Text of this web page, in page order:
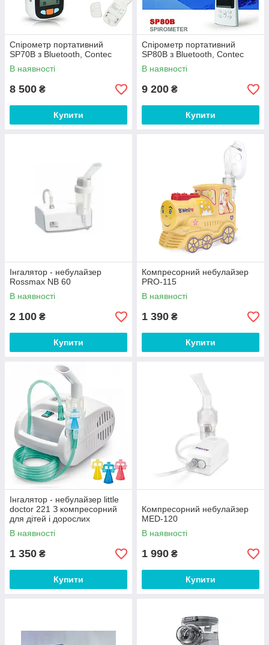
Спірометр портативний
SP70B з Bluetooth, Contec
В наявності
8 500 ₴
Купити
Спірометр портативний
SP80B з Bluetooth, Contec
В наявності
9 200 ₴
Купити
Інгалятор - небулайзер
Rossmax NB 60
В наявності
2 100 ₴
Купити
Компресорний небулайзер
PRO-115
В наявності
1 390 ₴
Купити
Інгалятор - небулайзер little
doctor 221 З компресорний
для дітей і дорослих
В наявності
1 350 ₴
Купити
Компресорний небулайзер
MED-120
В наявності
1 990 ₴
Купити